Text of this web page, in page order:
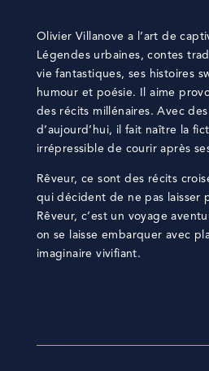
Olivier Villanove a l’art de
Légendes urbaines, contes
vie fantastiques, ses histoires
humour et poésie. Il aime
des récits millénaires. Avec
d’aujourd’hui, il fait naître la
irrépressible de courir après
Rêveur, ce sont des récits
qui décident de ne pas laisser
Rêveur, c’est un voyage
on se laisse embarquer avec
imaginaire vivifiant.